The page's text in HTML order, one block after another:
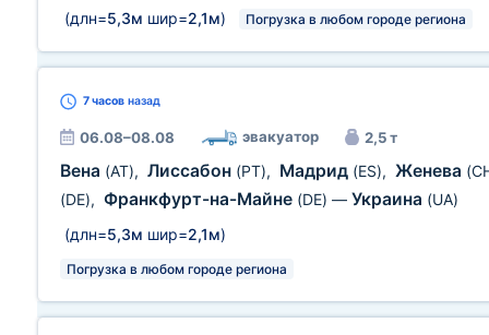
(длн=5,3м шир=2,1м) Погрузка в любом городе региона
7 часов назад
06.08–08.08 эвакуатор 2,5 т
Вена (AT), Лиссабон (PT), Мадрид (ES), Женева
(DE), Франкфурт-на-Майне (DE) — Украина (UA)
(длн=5,3м шир=2,1м)
Погрузка в любом городе региона